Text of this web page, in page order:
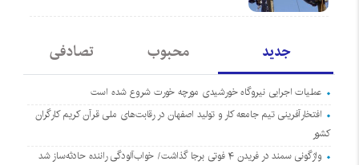
جدید محبوب تصادفی
عملیات اجرایی نیروگاه خورشیدی مورچه خورت شروع شده است
افتخارآفرینی تیم جامعه کار و تولید اصفهان در رقابت‌های ملی قرآن کریم کارگران
کشور
واژگونی سمند در فریدن ۴ فوتی برجا گذاشت/ خواب‌آلودگی راننده حادثه‌ساز شد